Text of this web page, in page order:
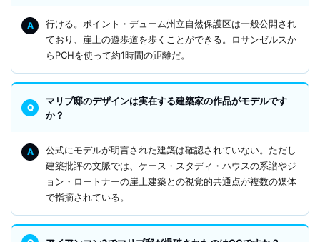
行ける。ポイント・デューム州立自然保護区は一般公開され
ており、崖上の遊歩道を歩くことができる。ロサンゼルスか
らPCHを使って約1時間の距離だ。
マリブ邸のデザインは実在する建築家の作品がモデルです
か？
公式にモデルが明言された建築は確認されていない。ただし
建築批評の文脈では、ケース・スタディ・ハウスの系譜やジ
ョン・ロートナーの崖上建築との視覚的共通点が複数の媒体
で指摘されている。